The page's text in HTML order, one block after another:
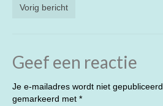
Vorig bericht
Geef een reactie
Je e-mailadres wordt niet gepubliceerd.
gemarkeerd met *